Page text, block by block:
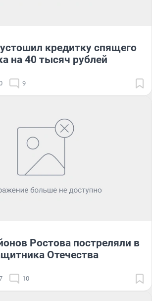
кредитку спящего
на 40 тысяч рублей
9
Ростова постреляли в
Отечества
10